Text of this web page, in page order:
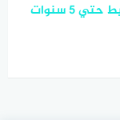
تمويل بإيداع فورى بدون كفيل وبالتقسيط حتي 5 سنوات